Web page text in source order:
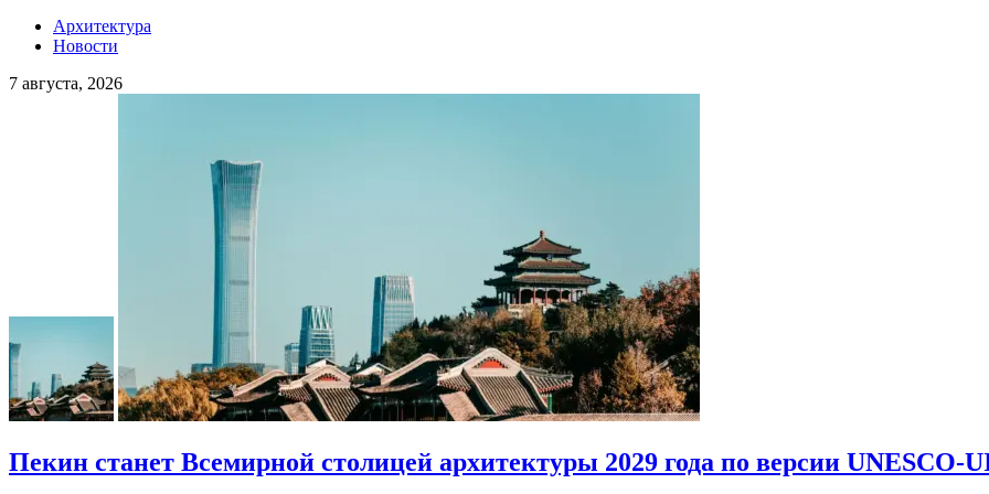
Архитектура
Новости
7 августа, 2026
Пекин станет Всемирной столицей архитектуры 2029 года по версии UNESCO-